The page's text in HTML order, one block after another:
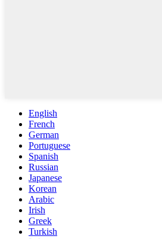
English
French
German
Portuguese
Spanish
Russian
Japanese
Korean
Arabic
Irish
Greek
Turkish